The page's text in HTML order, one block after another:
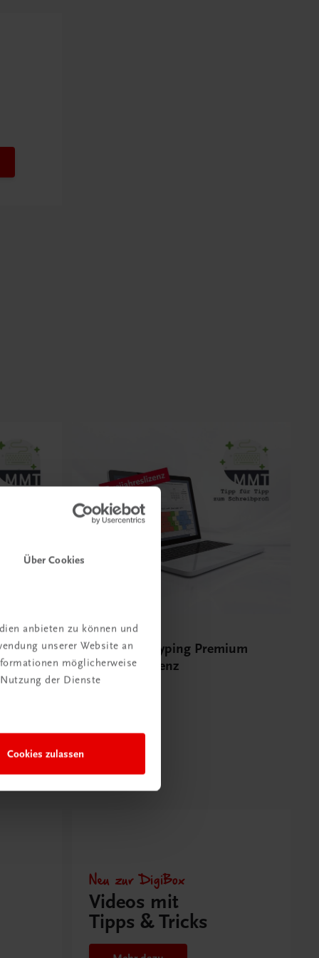
Über Cookies
anbieten zu können und
unserer Website an
möglicherweise
der Dienste
Cookies zulassen
Bildung
Multimedia-Typing Premium
Zweijahreslizenz
Neu zur DigiBox
Videos mit
Tipps & Tricks